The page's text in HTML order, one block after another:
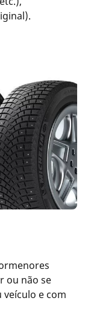
ou não se
veículo e com